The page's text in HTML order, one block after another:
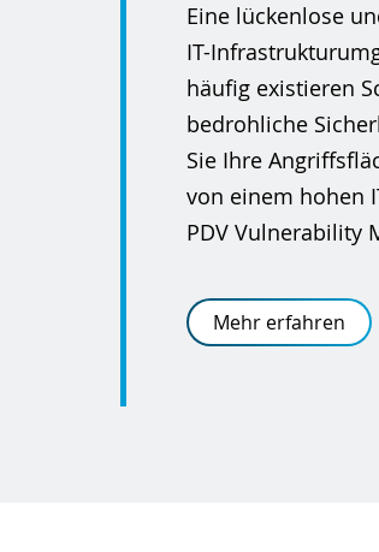
Eine lückenlose
IT-
häufig existieren
bedrohliche
Sie Ihre
von einem hohen
PDV Vulnerability
Mehr erfahren